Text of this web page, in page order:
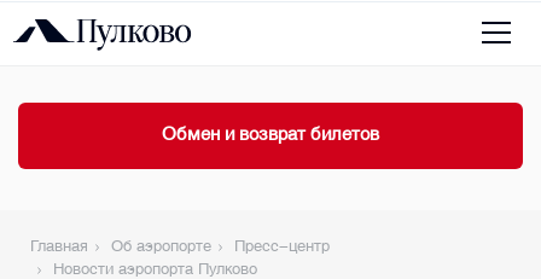
Обмен и возврат билетов
Главная Об аэропорте
Пресс-центр
Новости аэропорта Пулково